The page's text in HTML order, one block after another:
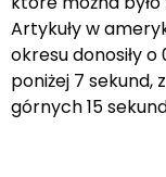
Artykuły w
okresu donosiły
poniżej 7 sekund,
górnych 15